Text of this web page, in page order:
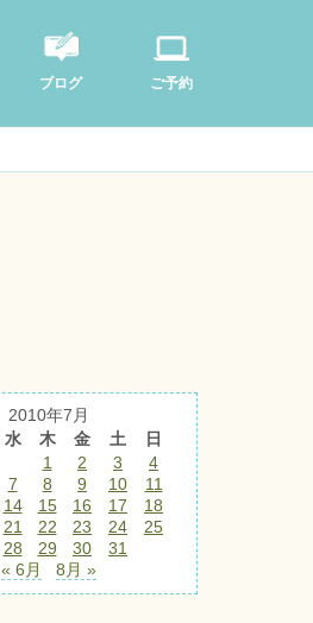
ブログ ご予約
2010年7月
水 木 金 土
日
1
2 3
4
7 8 9 10
11
14 15 16 17
18
21 22 23 24
25
28 29 30
31
« 6月
8月 »